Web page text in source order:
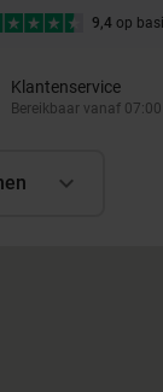
9,4 op
Klantenservice
Bereikbaar vanaf 07:00